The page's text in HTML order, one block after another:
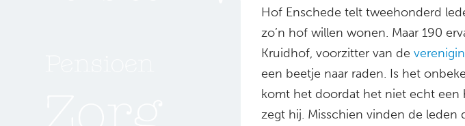
Hof Enschede telt tweehonderd
zo’n hof willen wonen. Maar 190
Kruidhof, voorzitter van de
een beetje naar raden. Is het
komt het doordat het niet echt een
zegt hij. Misschien vinden de